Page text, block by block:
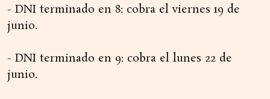
- DNI terminado en 8: cobra el viernes 19 de
junio.
- DNI terminado en 9: cobra el lunes 22 de
junio.